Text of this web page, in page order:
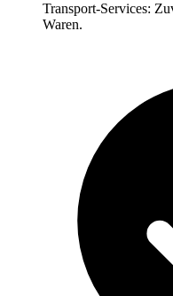
Transport-Services:
Waren.